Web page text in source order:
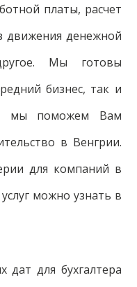
платы, расчет
движения денежной
Мы готовы
бизнес, так и
мы поможем Вам
в Венгрии.
для компаний в
можно узнать в
для бухгалтера